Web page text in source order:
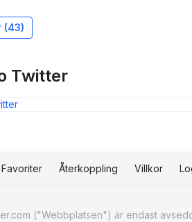
(43)
Twitter
Favoriter Återkoppling Villkor
("Webbplatsen") är endast